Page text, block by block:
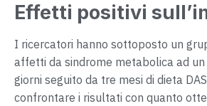
Effetti positivi
I ricercatori hanno sottoposto un
affetti da sindrome metabolica ad un
giorni seguito da tre mesi di dieta
confrontare i risultati con quanto